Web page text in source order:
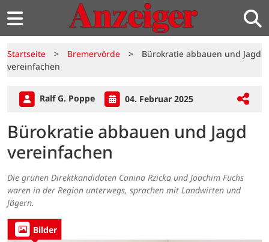
Startseite > Bremervörde >
Bürokratie abbauen und Jagd
vereinfachen
Ralf G. Poppe 04. Februar 2025
Bürokratie abbauen und Jagd
vereinfachen
Die grünen Direktkandidaten Canina Rzicka und Joachim Fuchs
waren in der Region unterwegs, sprachen mit Landwirten und
Jägern.
Bilder